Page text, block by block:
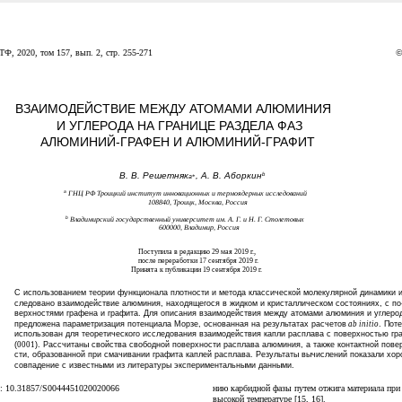
2020, том 157, вып. 2, стр. 255-271 ©
ВЗАИМОДЕЙСТВИЕ МЕЖДУ АТОМАМИ АЛЮМИНИЯ
И УГЛЕРОДА НА ГРАНИЦЕ РАЗДЕЛА ФАЗ
АЛЮМИНИЙ-ГРАФЕН И АЛЮМИНИЙ-ГРАФИТ
В. В. Решетнякa* , А. В. Аборкинb
a ГНЦ РФ Троицкий институт инновационных и термоядерных исследований
108840, Троицк, Москва, Россия
bВладимирский государственный университет им. А. Г. и Н. Г. Столетовых
600000, Владимир, Россия
Поступила в редакцию 29 мая 2019 г.,
после переработки 17 сентября 2019 г.
Принята к публикации 19 сентября 2019 г.
С использованием теории функционала плотности и метода классической молекулярной динамики
следовано взаимодействие алюминия, находящегося в жидком и кристаллическом состояниях, с
верхностями графена и графита. Для описания взаимодействия между атомами алюминия и
предложена параметризация потенциала Морзе, основанная на результатах расчетовab initio.
использован для теоретического исследования взаимодействия капли расплава с поверхностью
(0001 ). Рассчитаны свойства свободной поверхности расплава алюминия, а также контактной
сти, образованной при смачивании графита каплей расплава. Результаты вычислений показали
совпадение с известными из литературы экспериментальными данными.
10.31857/S0044451020020066
нию карбидной фазы путем отжига материала при
высокой температуре [15, 16].